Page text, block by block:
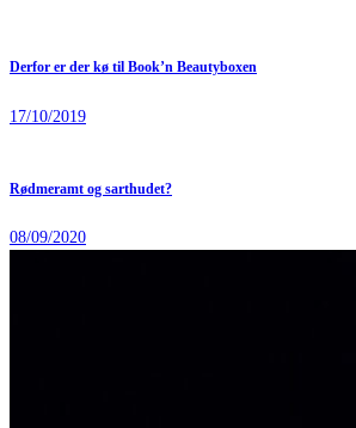
Derfor er der kø til Book’n Beautyboxen
17/10/2019
Rødmeramt og sarthudet?
08/09/2020